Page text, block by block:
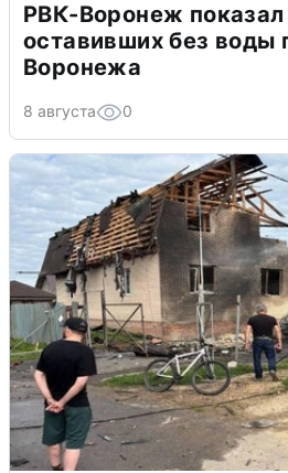
РВК-Воронеж показал
оставивших без воды
Воронежа
8 августа 0